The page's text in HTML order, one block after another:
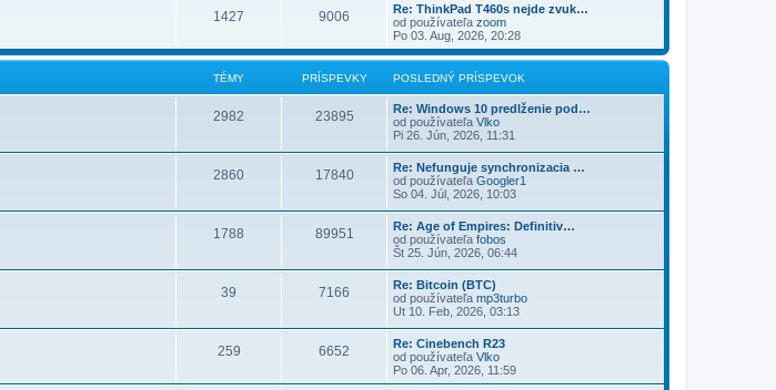
1427 9006
Re: ThinkPad T460s nejde zvuk…
od používateľa zoom
Po 03. Aug, 2026, 20:28
TÉMY PRÍSPEVKY POSLEDNÝ PRÍSPEVOK
2982 23895
Re: Windows 10 predlženie pod…
od používateľa Vlko
Pi 26. Jún, 2026, 11:31
2860 17840
Re: Nefunguje synchronizacia …
od používateľa Googler1
So 04. Júl, 2026, 10:03
1788 89951
Re: Age of Empires: Definitiv…
od používateľa fobos
Št 25. Jún, 2026, 06:44
39 7166
Re: Bitcoin (BTC)
od používateľa mp3turbo
Ut 10. Feb, 2026, 03:13
259 6652
Re: Cinebench R23
od používateľa Vlko
Po 06. Apr, 2026, 11:59